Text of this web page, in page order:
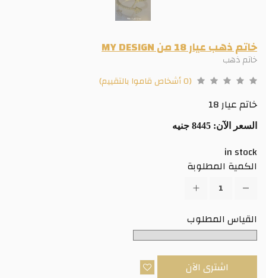
خاتم ذهب عيار 18 من MY DESIGN
خاتم ذهب
(0 أشخاص قاموا بالتقييم)
خاتم عيار 18
السعر الآن:
in stock
الكمية المطلوبة
القياس المطلوب
اشترى الآن